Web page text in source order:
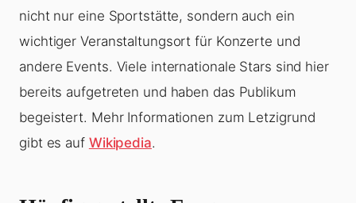
nicht nur eine Sportstätte, sondern auch ein
wichtiger Veranstaltungsort für Konzerte und
andere Events. Viele internationale Stars sind hier
bereits aufgetreten und haben das Publikum
begeistert. Mehr Informationen zum Letzigrund
gibt es auf Wikipedia.